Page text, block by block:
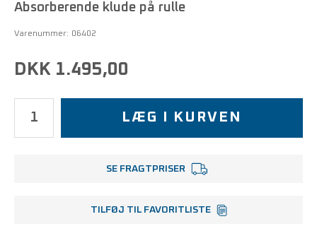
Absorberende klude på rulle
Varenummer: 06402
DKK 1.495,00
LÆG I KURVEN
SE FRAGTPRISER
TILFØJ TIL FAVORITLISTE